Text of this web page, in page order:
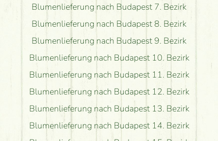
Blumenlieferung nach Budapest 7. Bezirk
Blumenlieferung nach Budapest 8. Bezirk
Blumenlieferung nach Budapest 9. Bezirk
Blumenlieferung nach Budapest 10. Bezirk
Blumenlieferung nach Budapest 11. Bezirk
Blumenlieferung nach Budapest 12. Bezirk
Blumenlieferung nach Budapest 13. Bezirk
Blumenlieferung nach Budapest 14. Bezirk